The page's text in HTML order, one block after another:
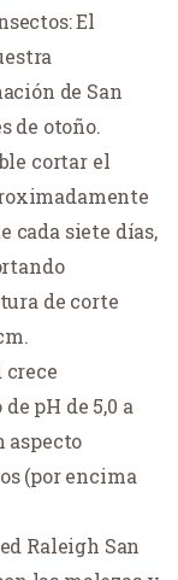
El
de San
de otoño.
cortar el
cada siete días,
de corte
crece
pH de 5,0 a
aspecto
(por encima
Raleigh San